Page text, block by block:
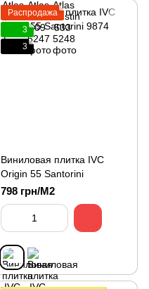
Распродажа
3
3
Виниловая плитка IVC
Origin 55 Santorini
798 грн/М2